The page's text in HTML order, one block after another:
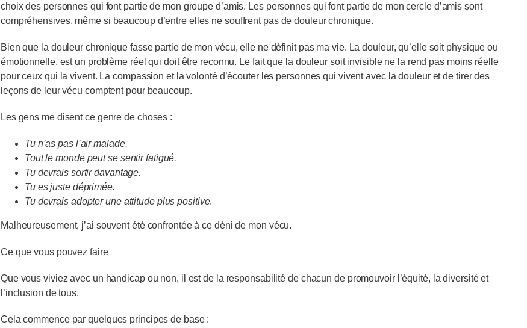
choix des personnes qui font partie de mon groupe d’amis. Les personnes qui font partie de mon cercle d’amis sont
compréhensives, même si beaucoup d’entre elles ne souffrent pas de douleur chronique.
Bien que la douleur chronique fasse partie de mon vécu, elle ne définit pas ma vie. La douleur, qu’elle soit physique ou
émotionnelle, est un problème réel qui doit être reconnu. Le fait que la douleur soit invisible ne la rend pas moins réelle
pour ceux qui la vivent. La compassion et la volonté d’écouter les personnes qui vivent avec la douleur et de tirer des
leçons de leur vécu comptent pour beaucoup.
Les gens me disent ce genre de choses :
Tu n’as pas l’air malade.
Tout le monde peut se sentir fatigué.
Tu devrais sortir davantage.
Tu es juste déprimée.
Tu devrais adopter une attitude plus positive.
Malheureusement, j’ai souvent été confrontée à ce déni de mon vécu.
Ce que vous pouvez faire
Que vous viviez avec un handicap ou non, il est de la responsabilité de chacun de promouvoir l’équité, la diversité et
l’inclusion de tous.
Cela commence par quelques principes de base :